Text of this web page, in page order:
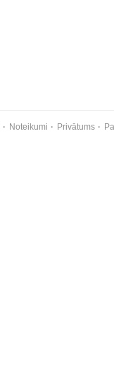
Noteikumi Privātums